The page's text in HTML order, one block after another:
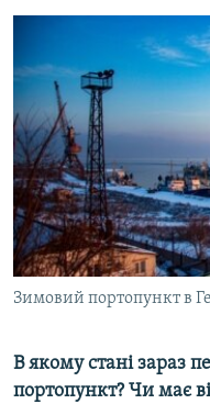
СВІТ
КИТАЙ.ВИКЛИКИ
МУЛЬТИМЕДІА
ФОТО
СПЕЦПРОЄКТИ
ПОДКАСТИ
УКР
КТАТ
Зимовий портопункт в
В якому стані зараз
портопункт? Чи має